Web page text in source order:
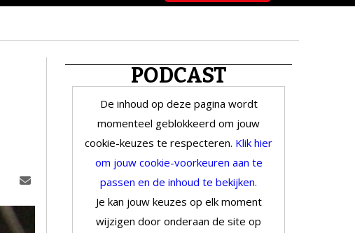
PODCAST
De inhoud op deze pagina wordt
momenteel geblokkeerd om jouw
cookie-keuzes te respecteren. Klik hier
om jouw cookie-voorkeuren aan te
passen en de inhoud te bekijken.
Je kan jouw keuzes op elk moment
wijzigen door onderaan de site op